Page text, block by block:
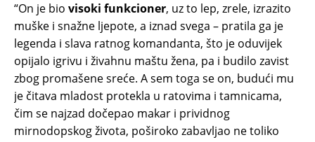
“On je bio visoki funkcioner, uz to lep, zrele, izrazito
muške i snažne ljepote, a iznad svega – pratila ga je
legenda i slava ratnog komandanta, što je oduvijek
opijalo igrivu i živahnu maštu žena, pa i budilo zavist
zbog promašene sreće. A sem toga se on, budući mu
je čitava mladost protekla u ratovima i tamnicama,
čim se najzad dočepao makar i prividnog
mirnodopskog života, poširoko zabavljao ne toliko